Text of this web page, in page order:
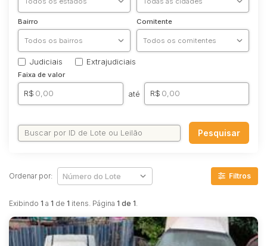
Terreno
Vaga de Garagem
Materiais/Equipamentos
Sucata
Trator/Máquina
MÁQUINA
Veículos
Carros
Reboque
Bairro Comitente
Judiciais Extrajudiciais
Faixa de valor
R$ até R$
Pesquisar
Exibindo 1 a 1 de 1 itens. Página 1 de 1.
Ordenar por: Filtros